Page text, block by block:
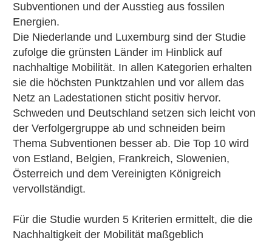
Subventionen und der Ausstieg aus fossilen
Energien.
Die Niederlande und Luxemburg sind der Studie
zufolge die grünsten Länder im Hinblick auf
nachhaltige Mobilität. In allen Kategorien erhalten
sie die höchsten Punktzahlen und vor allem das
Netz an Ladestationen sticht positiv hervor.
Schweden und Deutschland setzen sich leicht von
der Verfolgergruppe ab und schneiden beim
Thema Subventionen besser ab. Die Top 10 wird
von Estland, Belgien, Frankreich, Slowenien,
Österreich und dem Vereinigten Königreich
vervollständigt.
Für die Studie wurden 5 Kriterien ermittelt, die die
Nachhaltigkeit der Mobilität maßgeblich